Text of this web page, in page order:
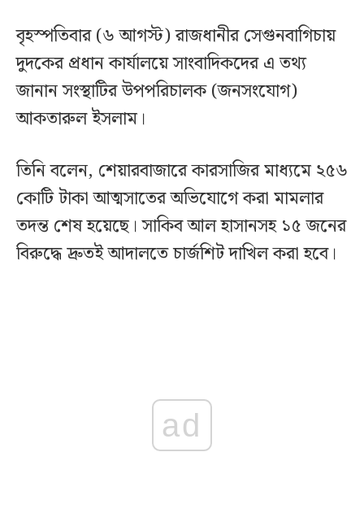
বৃহস্পতিবার (৬ আগস্ট) রাজধানীর সেগুনবাগিচায়
দুদকের প্রধান কার্যালয়ে সাংবাদিকদের এ তথ্য
জানান সংস্থাটির উপপরিচালক (জনসংযোগ)
আকতারুল ইসলাম।
তিনি বলেন, শেয়ারবাজারে কারসাজির মাধ্যমে ২৫৬
কোটি টাকা আত্মসাতের অভিযোগে করা মামলার
তদন্ত শেষ হয়েছে। সাকিব আল হাসানসহ ১৫ জনের
বিরুদ্ধে দ্রুতই আদালতে চার্জশিট দাখিল করা হবে।
ad